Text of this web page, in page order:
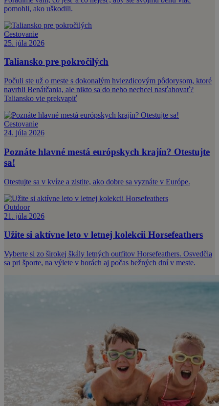
pomohli, ako uškodili.
Cestovanie
25. júla 2026
Taliansko pre pokročilých
Počuli ste už o meste s dokonalým hviezdicovým pôdorysom, ktoré
navrhli Benátčania, ale nikto sa do neho nechcel nasťahovať?
Taliansko vie prekvapiť
Cestovanie
24. júla 2026
Poznáte hlavné mestá európskych krajín? Otestujte
sa!
Otestujte sa v kvíze a zistite, ako dobre sa vyznáte v Európe.
Outdoor
21. júla 2026
Užite si aktívne leto v letnej kolekcii Horsefeathers
Vyberte si zo širokej škály letných outfitov Horsefeathers. Osvedčia
sa pri športe, na výlete v horách aj počas bežných dní v meste.